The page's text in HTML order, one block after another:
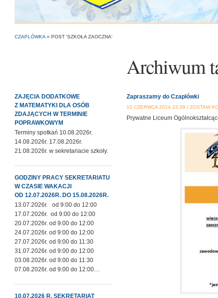
CZAPLÓWKA » POST 'SZKOŁA ZAOCZNA'
Archiwum
ZAJĘCIA DODATKOWE
Z MATEMATYKI DLA OSÓB
ZDAJĄCYCH W TERMINIE
POPRAWKOWYM
Terminy spotkań 10.08.2026r.
14.08.2026r. 17.08.2026r.
21.08.2026r. w sekretariacie szkoły.
GODZINY PRACY SEKRETARIATU
W CZASIE WAKACJI
OD 12.07.2026R. DO 15.08.2026R.
13.07.2026r. od 9:00 do 12:00
17.07.2026r. od 9:00 do 12:00
20.07.2026r. od 9:00 do 12:00
24.07.2026r. od 9:00 do 12:00
27.07.2026r. od 9:00 do 11:30
31.07.2026r. od 9:00 do 12:00
03.08.2026r. od 9:00 do 11:30
07.08.2026r. od 9:00 do 12:00…
10.07.2026 R. SEKRETARIAT
Zapraszamy do Czaplówki
10 CZERWCA 2014 22:39 / ZOSTAW
Prywatne Liceum